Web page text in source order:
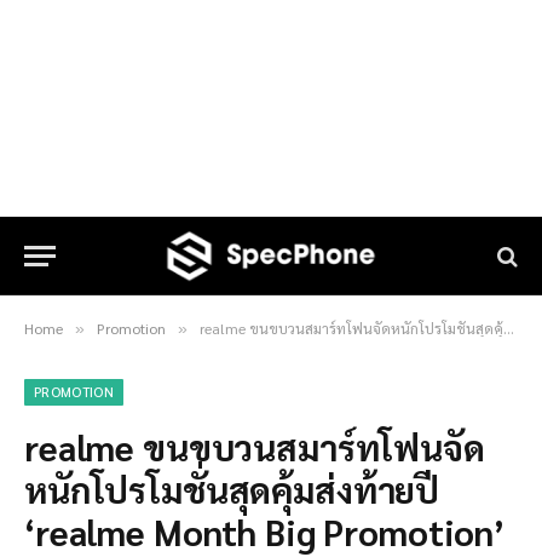
Home » Promotion » realme ขนขบวนสมาร์ทโฟนจัดหนักโปรโมชั่นสุดคุ้มส่งท้ายปี ‘realme Month Big Promotion’
PROMOTION
realme ขนขบวนสมาร์ทโฟนจัด
หนักโปรโมชั่นสุดคุ้มส่งท้ายปี
‘realme Month Big Promotion’